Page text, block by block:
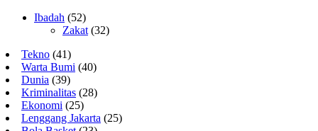
Ibadah (52)
Zakat (32)
Tekno (41)
Warta Bumi (40)
Dunia (39)
Kriminalitas (28)
Ekonomi (25)
Lenggang Jakarta (25)